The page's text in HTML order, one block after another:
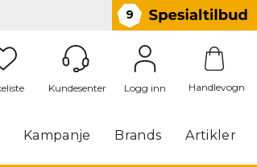
9
Logg inn Handlevogn
Kampanje Brands Artikler